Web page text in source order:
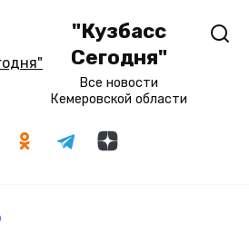
"Кузбасс
Сегодня"
Все новости
Кемеровской области